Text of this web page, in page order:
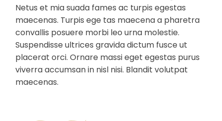
Netus et mia suada fames ac turpis egestas
maecenas. Turpis ege tas maecena a pharetra
convallis posuere morbi leo urna molestie.
Suspendisse ultrices gravida dictum fusce ut
placerat orci. Ornare massi eget egestas purus
viverra accumsan in nisl nisi. Blandit volutpat
maecenas.